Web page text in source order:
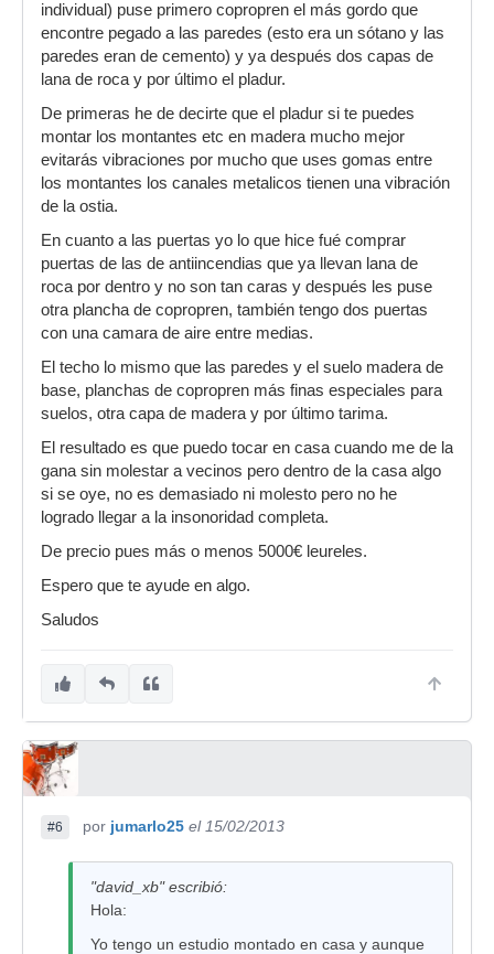
individual) puse primero copropren el más gordo que
encontre pegado a las paredes (esto era un sótano y las
paredes eran de cemento) y ya después dos capas de
lana de roca y por último el pladur.
De primeras he de decirte que el pladur si te puedes
montar los montantes etc en madera mucho mejor
evitarás vibraciones por mucho que uses gomas entre
los montantes los canales metalicos tienen una vibración
de la ostia.
En cuanto a las puertas yo lo que hice fué comprar
puertas de las de antiincendias que ya llevan lana de
roca por dentro y no son tan caras y después les puse
otra plancha de copropren, también tengo dos puertas
con una camara de aire entre medias.
El techo lo mismo que las paredes y el suelo madera de
base, planchas de copropren más finas especiales para
suelos, otra capa de madera y por último tarima.
El resultado es que puedo tocar en casa cuando me de la
gana sin molestar a vecinos pero dentro de la casa algo
si se oye, no es demasiado ni molesto pero no he
logrado llegar a la insonoridad completa.
De precio pues más o menos 5000€ leureles.
Espero que te ayude en algo.
Saludos
#6 por jumarlo25 el 15/02/2013
"david_xb" escribió:
Hola:
Yo tengo un estudio montado en casa y aunque